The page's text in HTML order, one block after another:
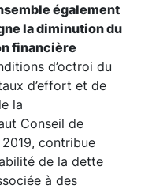
également
la diminution du
financière
d’octroi du
d’effort et de
la
Conseil de
contribue
de la dette
à des